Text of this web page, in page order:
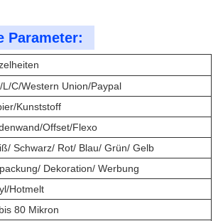
Parameter:
L/C/Western Union/Paypal
Kunststoff
Offset/Flexo
Schwarz/ Rot/ Blau/ Grün/ Gelb
Dekoration/ Werbung
Hotmelt
80 Mikron